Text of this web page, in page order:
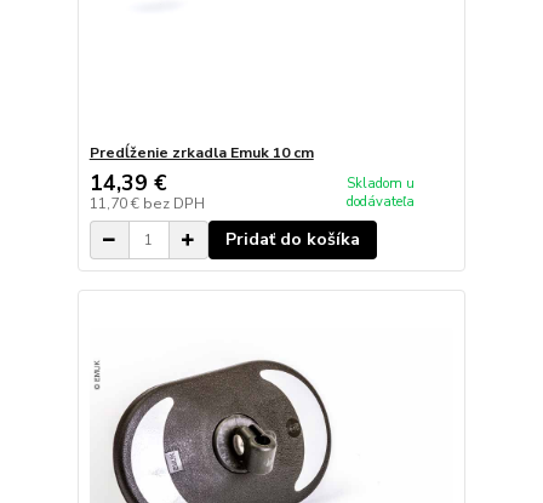
Predĺženie zrkadla Emuk 10 cm
14,39 €
11,70 € bez DPH
Skladom u
dodávateľa
Pridať do košíka